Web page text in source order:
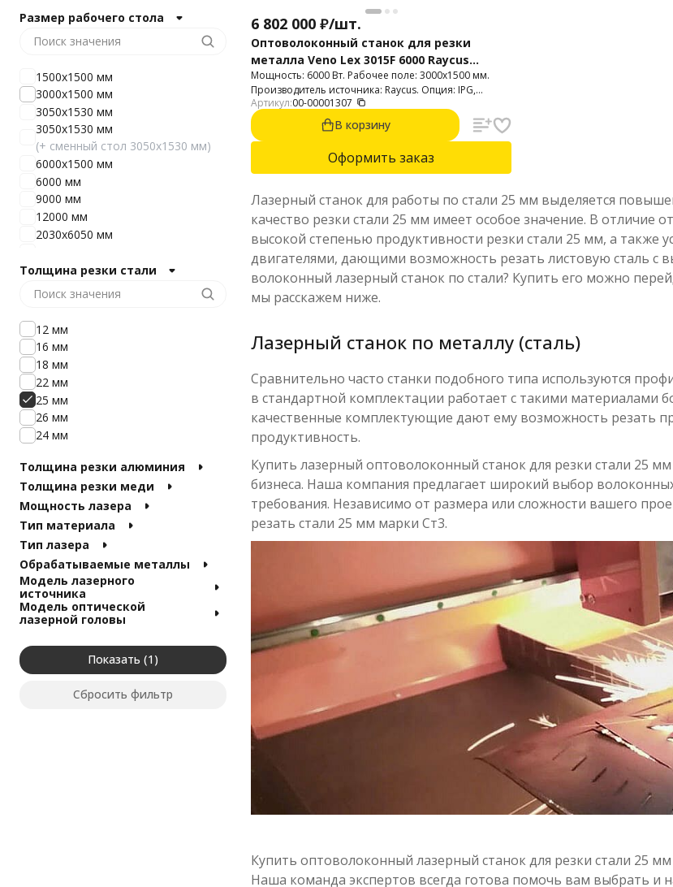
6 802 000 ₽/шт.
Оптоволоконный станок для резки
металла Veno Lex 3015F 6000 Raycus
BM114S
Мощность: 6000 Вт. Рабочее поле: 3000х1500 мм.
Производитель источника: Raycus. Опция: IPG,
Maxphotonics.
Артикул:00-00001307
В корзину
Оформить заказ
Лазерный станок для работы по стали 25 мм выделяется
качество резки стали 25 мм имеет особое значение. В
высокой степенью продуктивности резки стали 25 мм, а
двигателями, дающими возможность резать листовую сталь с
волоконный лазерный станок по стали? Купить его можно
мы расскажем ниже.
Лазерный станок по металлу (сталь)
Сравнительно часто станки подобного типа используются
в стандартной комплектации работает с такими материалами
качественные комплектующие дают ему возможность резать
продуктивность.
Купить лазерный оптоволоконный станок для резки стали 25
бизнеса. Наша компания предлагает широкий выбор
требования. Независимо от размера или сложности вашего
резать стали 25 мм марки Ст3.
Купить оптоволоконный лазерный станок для резки стали 25
Наша команда экспертов всегда готова помочь вам выбрать
Размер рабочего стола
1500х1500 мм
3000х1500 мм
3050x1530 мм
3050x1530 мм
(+ сменный стол 3050x1530 мм)
6000х1500 мм
6000 мм
9000 мм
12000 мм
2030х6050 мм
1500х3000 мм
1500х6000 мм
Толщина резки стали
12 мм
16 мм
18 мм
22 мм
25 мм
26 мм
24 мм
Толщина резки алюминия
Толщина резки меди
Мощность лазера
Тип материала
Тип лазера
Обрабатываемые металлы
Модель лазерного
источника
Модель оптической
лазерной головы
Показать
Сбросить фильтр